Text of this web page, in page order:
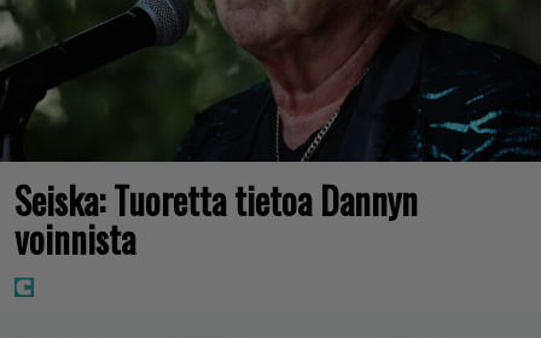
Seiska: Tuoretta tietoa Dannyn
voinnista